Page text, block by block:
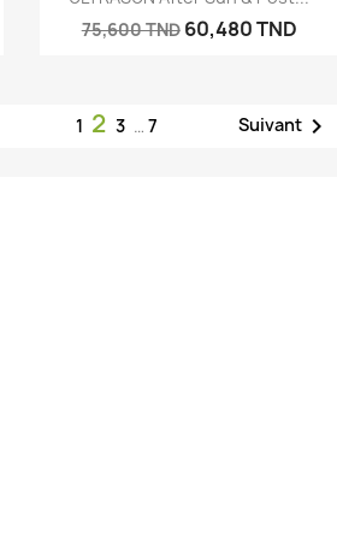
75,600 TND 60,480 TND
1 23 … 7 Suivant